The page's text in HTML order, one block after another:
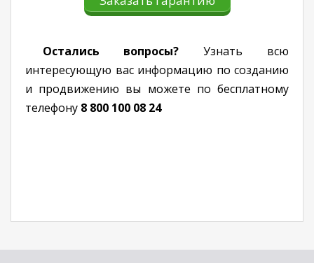
Остались вопросы? Узнать всю
интересующую вас информацию по созданию
и продвижению вы можете по бесплатному
телефону 8 800 100 08 24